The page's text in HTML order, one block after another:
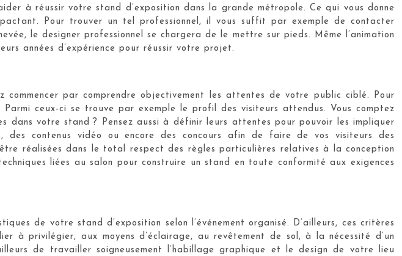
à réussir votre stand d’exposition dans la grande métropole. Ce qui vous donne
Pour trouver un tel professionnel, il vous suffit par exemple de contacter
le designer professionnel se chargera de le mettre sur pieds. Même l’animation
années d’expérience pour réussir votre projet.
commencer par comprendre objectivement les attentes de votre public ciblé. Pour
Parmi ceux-ci se trouve par exemple le profil des visiteurs attendus. Vous comptez
dans votre stand ? Pensez aussi à définir leurs attentes pour pouvoir les impliquer
des contenus vidéo ou encore des concours afin de faire de vos visiteurs des
réalisées dans le total respect des règles particulières relatives à la conception
liées au salon pour construire un stand en toute conformité aux exigences
de votre stand d’exposition selon l’événement organisé. D’ailleurs, ces critères
à privilégier, aux moyens d’éclairage, au revêtement de sol, à la nécessité d’un
de travailler soigneusement l’habillage graphique et le design de votre lieu